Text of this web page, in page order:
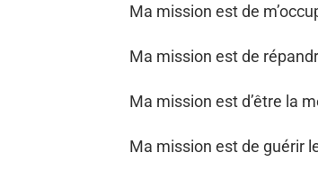
Ma mission est de
Ma mission est de
Ma mission est d’être la
Ma mission est de guérir